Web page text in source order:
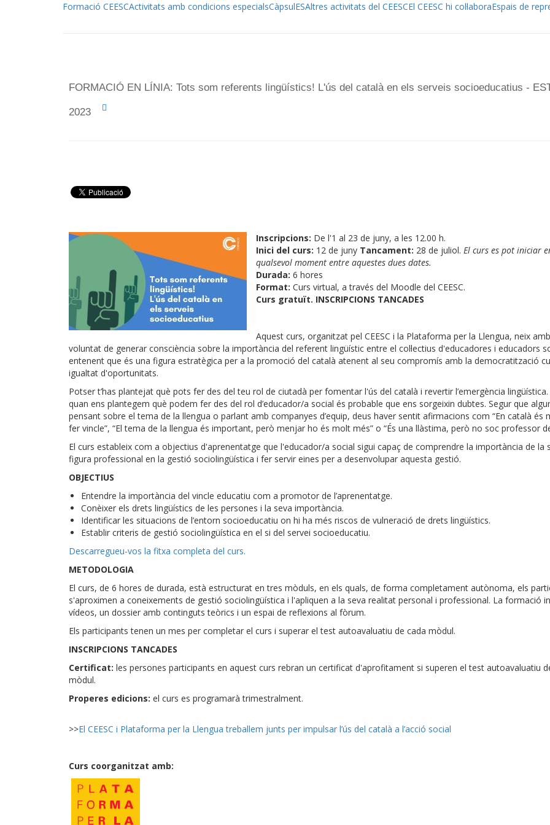
Formació CEESCActivitats amb condicions especialsCàpsulESAltres activitats del CEESCEl CEESC hi col·laboraEspais de
FORMACIÓ EN LÍNIA: Tots som referents lingüístics! L'ús del català en els serveis socioeducatius -
2023
Inscripcions: De l'1 al 23 de juny, a les 12.00 h.
Inici del curs: 12 de juny Tancament: 28 de juliol. El curs es pot iniciar
qualsevol moment entre aquestes dues dates.
Durada: 6 hores
Format: Curs virtual, a través del Moodle del CEESC.
Curs gratuït. INSCRIPCIONS TANCADES
Aquest curs, organitzat pel CEESC i la Plataforma per la Llengua, neix
voluntat de generar consciència sobre la importància del referent lingüístic entre el col·lectius d'educadores i educadors
entenent que és una figura estratègica per a la promoció del català atenent al seu compromís amb la democratització
igualtat d'oportunitats.
Potser t’has plantejat què pots fer des del teu rol de ciutadà per fomentar l'ús del català i revertir l’emergència
quan ens plantegem què podem fer des del rol d’educador/a social és probable que ens sorgeixin dubtes. Segur que
pensant sobre el tema de la llengua o parlant amb companyes d’equip, deus haver sentit afirmacions com “En català és
fer vincle”, “El tema de la llengua és important, però menjar ho és molt més” o “És una llàstima, però no soc professor
El curs estableix com a objectius d'aprenentatge que l'educador/a social sigui capaç de comprendre la importància de la
figura professional en la gestió sociolingüística i fer servir eines per a desenvolupar aquesta gestió.
OBJECTIUS
Entendre la importància del vincle educatiu com a promotor de l’aprenentatge.
Conèixer els drets lingüístics de les persones i la seva importància.
Identificar les situacions de l’entorn socioeducatiu on hi ha més riscos de vulneració de drets lingüístics.
Establir criteris de gestió sociolingüística en el si del servei socioeducatiu.
Descarregueu-vos la fitxa completa del curs.
METODOLOGIA
El curs, de 6 hores de durada, està estructurat en tres mòduls, en els quals, de forma completament autònoma, els
s'aproximen a coneixements de gestió sociolingüística i l'apliquen a la seva realitat personal i professional. La formació
vídeos, un dossier amb continguts teòrics i un espai de reflexions al fòrum.
Els participants tenen un mes per completar el curs i superar el test autoavaluatiu de cada mòdul.
INSCRIPCIONS TANCADES
Certificat: les persones participants en aquest curs rebran un certificat d'aprofitament si superen el test autoavaluatiu
mòdul.
Properes edicions: el curs es programarà trimestralment.
>>El CEESC i Plataforma per la Llengua treballem junts per impulsar l’ús del català a l’acció social
Curs coorganitzat amb: